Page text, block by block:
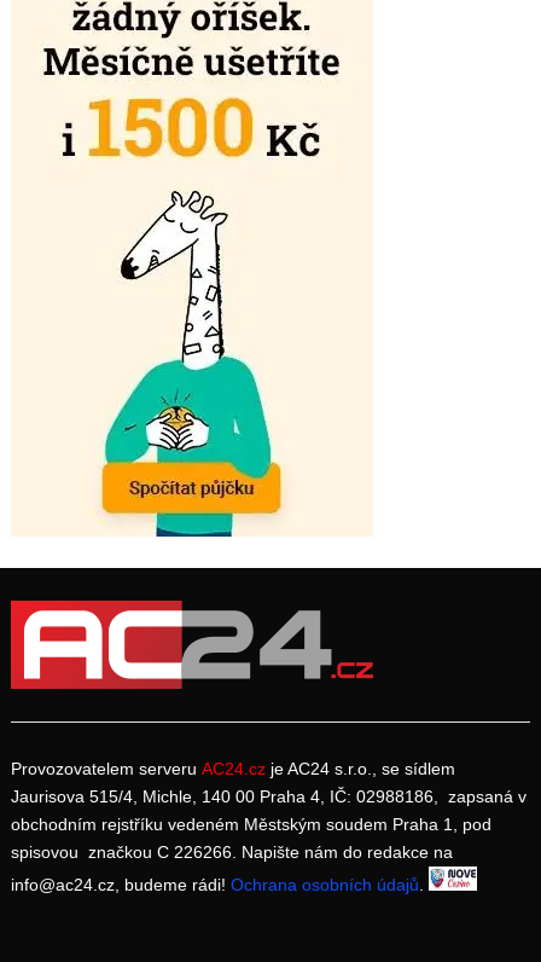
Provozovatelem serveru AC24.cz je AC24 s.r.o., se sídlem
Jaurisova 515/4, Michle, 140 00 Praha 4, IČ: 02988186, zapsaná v
obchodním rejstříku vedeném Městským soudem Praha 1, pod
spisovou značkou C 226266. Napište nám do redakce na
info@ac24.cz, budeme rádi! Ochrana osobních údajů.